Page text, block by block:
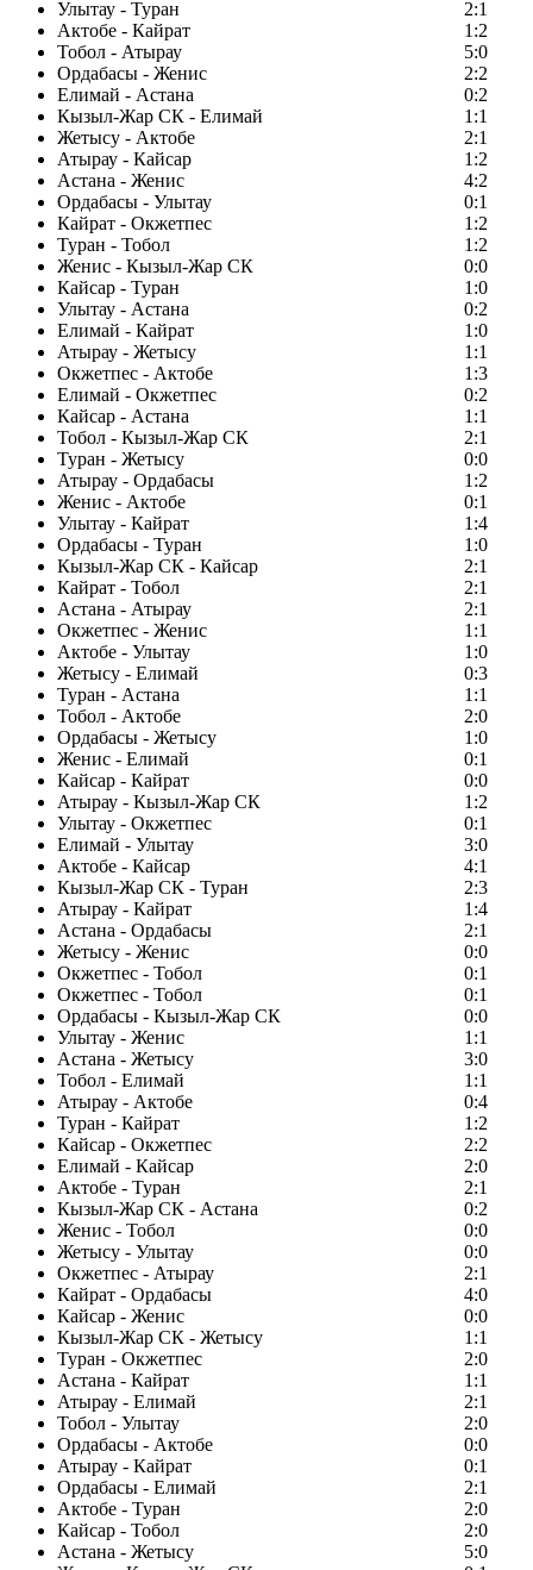
Улытау - Туран
2:1
Актобе - Кайрат
1:2
Тобол - Атырау
5:0
Ордабасы - Женис
2:2
Елимай - Астана
0:2
Кызыл-Жар СК - Елимай
1:1
Жетысу - Актобе
2:1
Атырау - Кайсар
1:2
Астана - Женис
4:2
Ордабасы - Улытау
0:1
Кайрат - Окжетпес
1:2
Туран - Тобол
1:2
Женис - Кызыл-Жар СК
0:0
Кайсар - Туран
1:0
Улытау - Астана
0:2
Елимай - Кайрат
1:0
Атырау - Жетысу
1:1
Окжетпес - Актобе
1:3
Елимай - Окжетпес
0:2
Кайсар - Астана
1:1
Тобол - Кызыл-Жар СК
2:1
Туран - Жетысу
0:0
Атырау - Ордабасы
1:2
Женис - Актобе
0:1
Улытау - Кайрат
1:4
Ордабасы - Туран
1:0
Кызыл-Жар СК - Кайсар
2:1
Кайрат - Тобол
2:1
Астана - Атырау
2:1
Окжетпес - Женис
1:1
Актобе - Улытау
1:0
Жетысу - Елимай
0:3
Туран - Астана
1:1
Тобол - Актобе
2:0
Ордабасы - Жетысу
1:0
Женис - Елимай
0:1
Кайсар - Кайрат
0:0
Атырау - Кызыл-Жар СК
1:2
Улытау - Окжетпес
0:1
Елимай - Улытау
3:0
Актобе - Кайсар
4:1
Кызыл-Жар СК - Туран
2:3
Атырау - Кайрат
1:4
Астана - Ордабасы
2:1
Жетысу - Женис
0:0
Окжетпес - Тобол
0:1
Окжетпес - Тобол
0:1
Ордабасы - Кызыл-Жар СК
0:0
Улытау - Женис
1:1
Астана - Жетысу
3:0
Тобол - Елимай
1:1
Атырау - Актобе
0:4
Туран - Кайрат
1:2
Кайсар - Окжетпес
2:2
Елимай - Кайсар
2:0
Актобе - Туран
2:1
Кызыл-Жар СК - Астана
0:2
Женис - Тобол
0:0
Жетысу - Улытау
0:0
Окжетпес - Атырау
2:1
Кайрат - Ордабасы
4:0
Кайсар - Женис
0:0
Кызыл-Жар СК - Жетысу
1:1
Туран - Окжетпес
2:0
Астана - Кайрат
1:1
Атырау - Елимай
2:1
Тобол - Улытау
2:0
Ордабасы - Актобе
0:0
Атырау - Кайрат
0:1
Ордабасы - Елимай
2:1
Актобе - Туран
2:0
Кайсар - Тобол
2:0
Астана - Жетысу
5:0